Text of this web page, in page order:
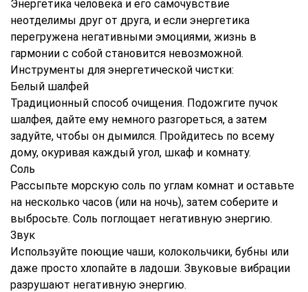
Энергетика человека и его самочувствие
неотделимы друг от друга, и если энергетика
перегружена негативными эмоциями, жизнь в
гармонии с собой становится невозможной.
Инструменты для энергетической чистки:
Белый шалфей
Традиционный способ очищения. Подожгите пучок
шалфея, дайте ему немного разгореться, а затем
задуйте, чтобы он дымился. Пройдитесь по всему
дому, окуривая каждый угол, шкаф и комнату.
Соль
Рассыпьте морскую соль по углам комнат и оставьте
на несколько часов (или на ночь), затем соберите и
выбросьте. Соль поглощает негативную энергию.
Звук
Используйте поющие чаши, колокольчики, бубны или
даже просто хлопайте в ладоши. Звуковые вибрации
разрушают негативную энергию.